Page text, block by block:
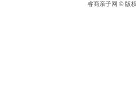
睿商亲子网 © 版